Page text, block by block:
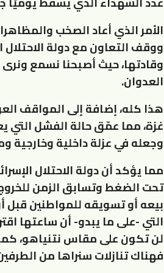
الأمر الذي أعاد الصخب
ووقف التعاون مع دولة الاحتلال
وقادتها، حيث أصبحنا نسمع
العدوان.
هذا كله، إضافة إلى المواقف
غزة، مما عمّق حالة الفشل
وجعله في عزلة داخلية وخارجية
مما يؤكد أن دولة الاحتلال
تحت الضغط وتسابق الزمن
بيعه أو تسويقه للمواطنين قبل
التي -على ما يبدو- أن ساعتها
لن تكون على مقاس نتنياهو،
فهناك تنازلات سنراها من